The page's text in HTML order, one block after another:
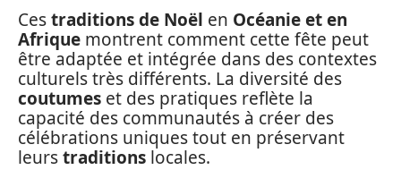
Cestraditions de Noël en Océanie et en
Afrique montrent comment cette fête peut
être adaptée et intégrée dans des contextes
culturels très différents. La diversité des
coutumes et des pratiques reflète la
capacité des communautés à créer des
célébrations uniques tout en préservant
leurstraditions locales.